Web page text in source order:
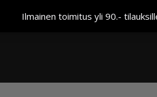
Ilmainen toimitus yli 90.-